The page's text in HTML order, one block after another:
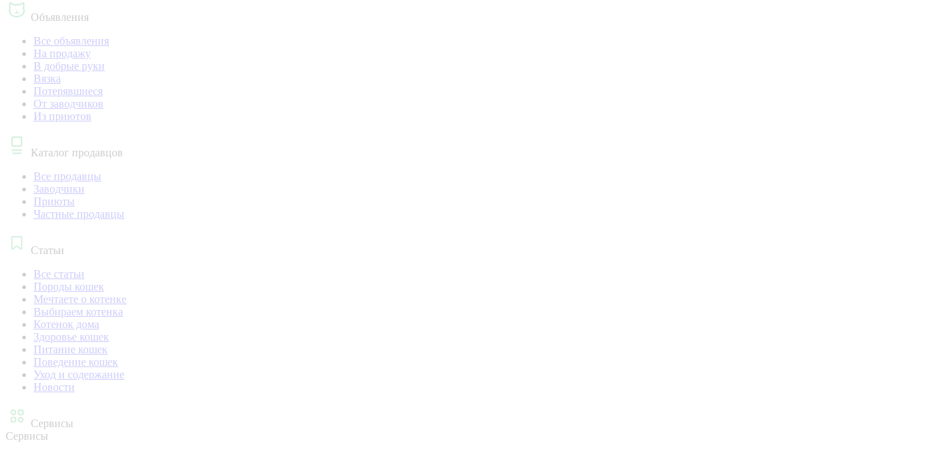
Объявления
Все объявления
На продажу
В добрые руки
Вязка
Потерявшиеся
От заводчиков
Из приютов
Каталог продавцов
Все продавцы
Заводчики
Приюты
Частные продавцы
Статьи
Все статьи
Породы кошек
Мечтаете о котенке
Выбираем котенка
Котенок дома
Здоровье кошек
Питание кошек
Поведение кошек
Уход и содержание
Новости
Сервисы
Сервисы